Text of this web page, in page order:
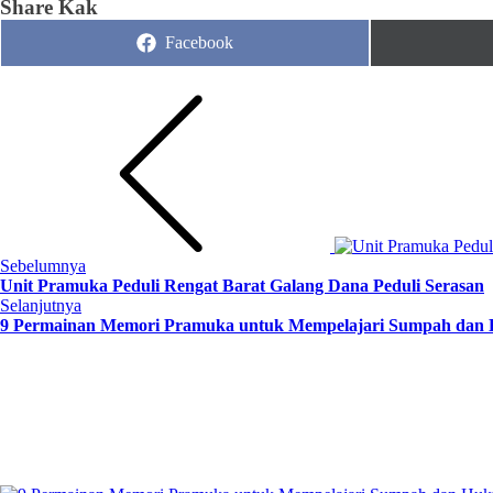
Share Kak
Share
Facebook
Sebelumnya
Unit Pramuka Peduli Rengat Barat Galang Dana Peduli Serasan
Selanjutnya
9 Permainan Memori Pramuka untuk Mempelajari Sumpah dan